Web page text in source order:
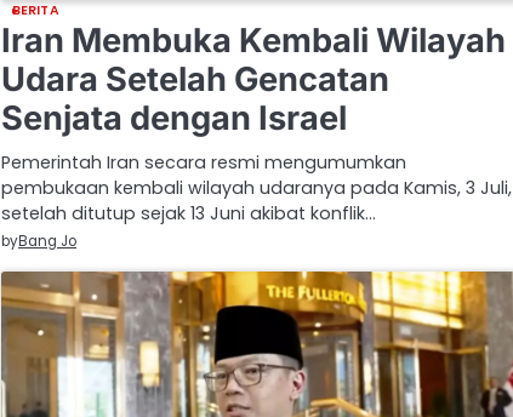
BERITA
Iran Membuka Kembali Wilayah
Udara Setelah Gencatan
Senjata dengan Israel
Pemerintah Iran secara resmi mengumumkan
pembukaan kembali wilayah udaranya pada Kamis, 3 Juli,
setelah ditutup sejak 13 Juni akibat konflik…
byBang Jo